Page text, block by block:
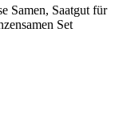
Samen, Saatgut für
Set